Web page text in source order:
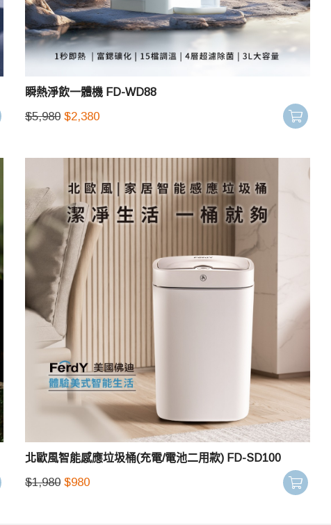
瞬熱淨飲一體機 FD-WD88
$5,980 $2,380
北歐風智能感應垃圾桶(充電/電池二用款) FD-SD100
$1,980 $980